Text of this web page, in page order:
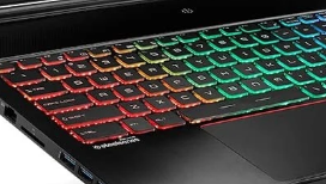
Asus VivoBook X415EA-EB638T
Core i3 1115G4/ Ram 4GB/
SSD512GB/ Màn Hình 14 FHD/Win10
Hỗ Trợ Thu Cũ Đổi Mới
Miễn phí vận chuyển nội thành Đà Nẵng